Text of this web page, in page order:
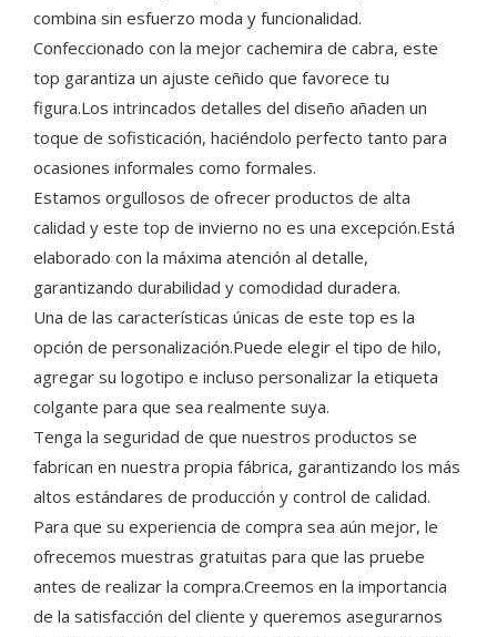
combina sin esfuerzo moda y funcionalidad.
Confeccionado con la mejor cachemira de cabra, este
top garantiza un ajuste ceñido que favorece tu
figura.Los intrincados detalles del diseño añaden un
toque de sofisticación, haciéndolo perfecto tanto para
ocasiones informales como formales.
Estamos orgullosos de ofrecer productos de alta
calidad y este top de invierno no es una excepción.Está
elaborado con la máxima atención al detalle,
garantizando durabilidad y comodidad duradera.
Una de las características únicas de este top es la
opción de personalización.Puede elegir el tipo de hilo,
agregar su logotipo e incluso personalizar la etiqueta
colgante para que sea realmente suya.
Tenga la seguridad de que nuestros productos se
fabrican en nuestra propia fábrica, garantizando los más
altos estándares de producción y control de calidad.
Para que su experiencia de compra sea aún mejor, le
ofrecemos muestras gratuitas para que las pruebe
antes de realizar la compra.Creemos en la importancia
de la satisfacción del cliente y queremos asegurarnos